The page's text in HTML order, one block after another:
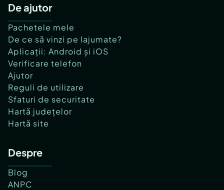
De ajutor
Pachetele mele
De ce să vinzi pe lajumate?
Aplicații: Android și iOS
Verificare telefon
Ajutor
Reguli de utilizare
Sfaturi de securitate
Hartă județelor
Hartă site
Despre
Blog
ANPC